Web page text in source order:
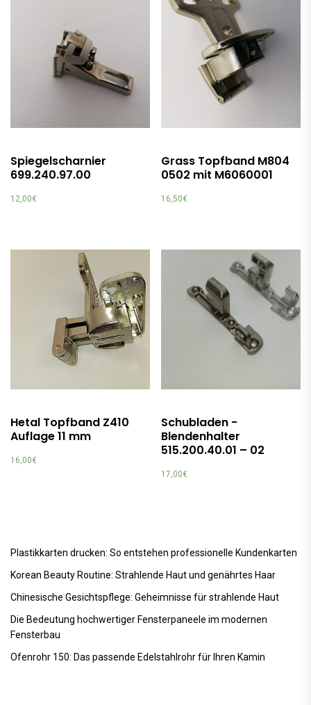
Spiegelscharnier
699.240.97.00
12,00€
Grass Topfband M804
0502 mit M6060001
16,50€
Hetal Topfband Z410
Auflage 11 mm
16,00€
Schubladen -
Blendenhalter
515.200.40.01 – 02
17,00€
Plastikkarten drucken: So entstehen professionelle Kundenkarten
Korean Beauty Routine: Strahlende Haut und genährtes Haar
Chinesische Gesichtspflege: Geheimnisse für strahlende Haut
Die Bedeutung hochwertiger Fensterpaneele im modernen
Fensterbau
Ofenrohr 150: Das passende Edelstahlrohr für Ihren Kamin